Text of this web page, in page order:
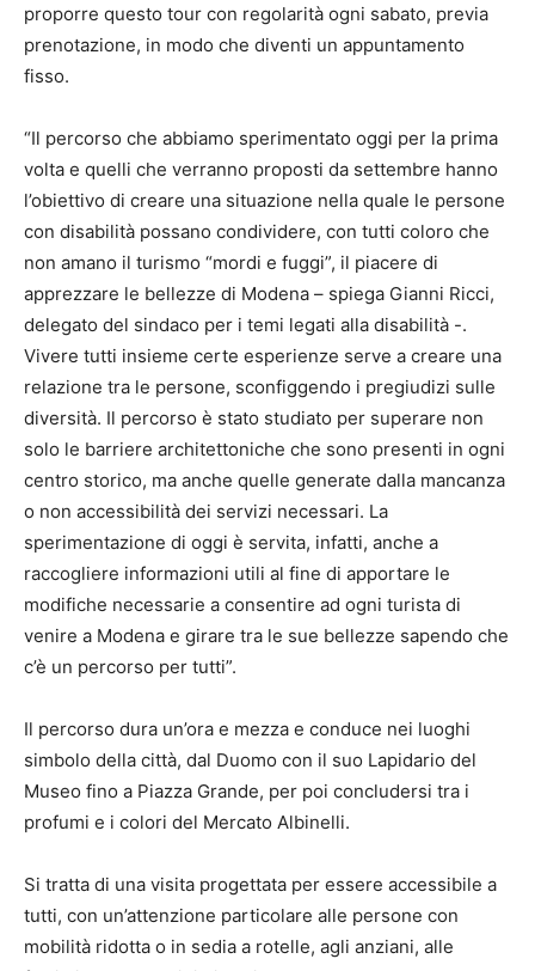
proporre questo tour con regolarità ogni sabato, previa
prenotazione, in modo che diventi un appuntamento
fisso.
“Il percorso che abbiamo sperimentato oggi per la prima
volta e quelli che verranno proposti da settembre hanno
l’obiettivo di creare una situazione nella quale le persone
con disabilità possano condividere, con tutti coloro che
non amano il turismo “mordi e fuggi”, il piacere di
apprezzare le bellezze di Modena – spiega Gianni Ricci,
delegato del sindaco per i temi legati alla disabilità -.
Vivere tutti insieme certe esperienze serve a creare una
relazione tra le persone, sconfiggendo i pregiudizi sulle
diversità. Il percorso è stato studiato per superare non
solo le barriere architettoniche che sono presenti in ogni
centro storico, ma anche quelle generate dalla mancanza
o non accessibilità dei servizi necessari. La
sperimentazione di oggi è servita, infatti, anche a
raccogliere informazioni utili al fine di apportare le
modifiche necessarie a consentire ad ogni turista di
venire a Modena e girare tra le sue bellezze sapendo che
c’è un percorso per tutti”.
Il percorso dura un’ora e mezza e conduce nei luoghi
simbolo della città, dal Duomo con il suo Lapidario del
Museo fino a Piazza Grande, per poi concludersi tra i
profumi e i colori del Mercato Albinelli.
Si tratta di una visita progettata per essere accessibile a
tutti, con un’attenzione particolare alle persone con
mobilità ridotta o in sedia a rotelle, agli anziani, alle